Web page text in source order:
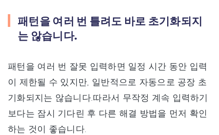
패턴을 여러 번 틀려도 바로 초기화되지
는 않습니다.
패턴을 여러 번 잘못 입력하면 일정 시간 동안 입력
이 제한될 수 있지만, 일반적으로 자동으로 공장 초
기화되지는 않습니다.따라서 무작정 계속 입력하기
보다는 잠시 기다린 후 다른 해결 방법을 먼저 확인
하는 것이 좋습니다.